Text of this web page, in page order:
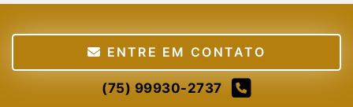
ENTRE EM CONTATO
(75) 99930-2737